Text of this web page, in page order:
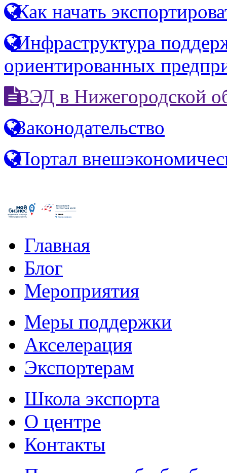
Как начать
Инфраструктура
ориентированных
ВЭД в Нижегородской
Законодательство
Портал
Главная
Блог
Мероприятия
Меры поддержки
Акселерация
Экспортерам
Школа экспорта
О центре
Контакты